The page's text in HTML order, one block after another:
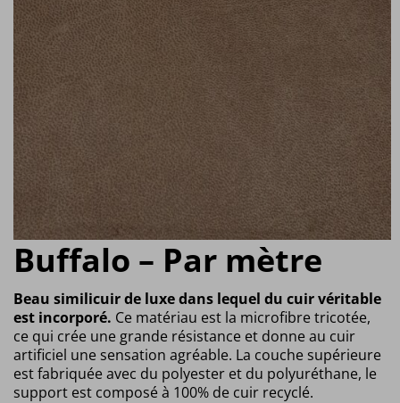
Buffalo – Par mètre
Beau similicuir de luxe dans lequel du cuir véritable
est incorporé. Ce matériau est la microfibre tricotée,
ce qui crée une grande résistance et donne au cuir
artificiel une sensation agréable. La couche supérieure
est fabriquée avec du polyester et du polyuréthane, le
support est composé à 100% de cuir recyclé.